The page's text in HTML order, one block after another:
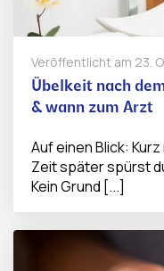
Veröffentlicht am 23.
Übelkeit nach
& wann zum Arzt
Auf einen Blick:
Zeit später spürst
Kein Grund [...]